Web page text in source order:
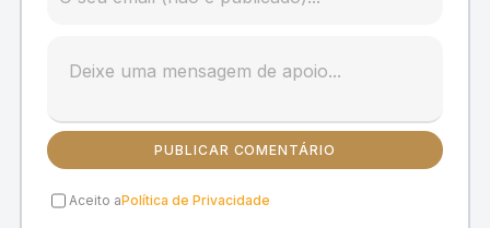
PUBLICAR COMENTÁRIO
Aceito aPolítica de Privacidade